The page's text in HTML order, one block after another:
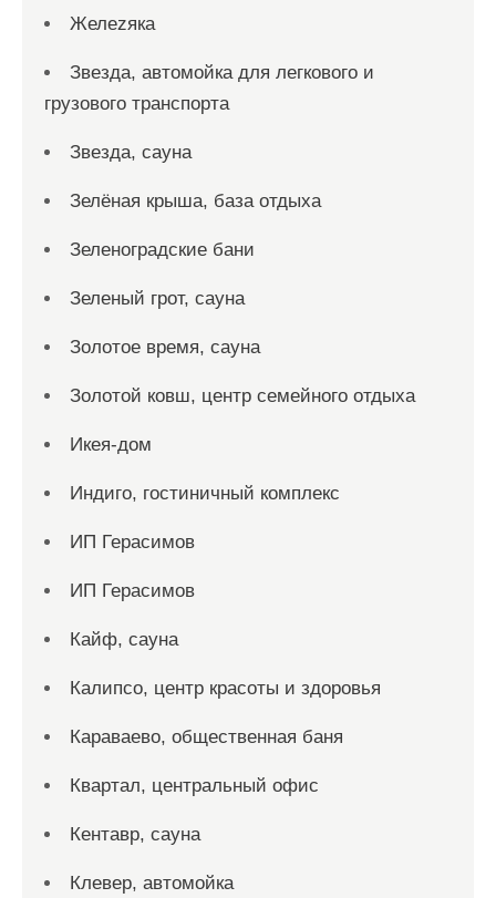
Желеzяка
Звезда, автомойка для легкового и
грузового транспорта
Звезда, сауна
Зелёная крыша, база отдыха
Зеленоградские бани
Зеленый грот, сауна
Золотое время, сауна
Золотой ковш, центр семейного отдыха
Икея-дом
Индиго, гостиничный комплекс
ИП Герасимов
ИП Герасимов
Кайф, сауна
Калипсо, центр красоты и здоровья
Караваево, общественная баня
Квартал, центральный офис
Кентавр, сауна
Клевер, автомойка